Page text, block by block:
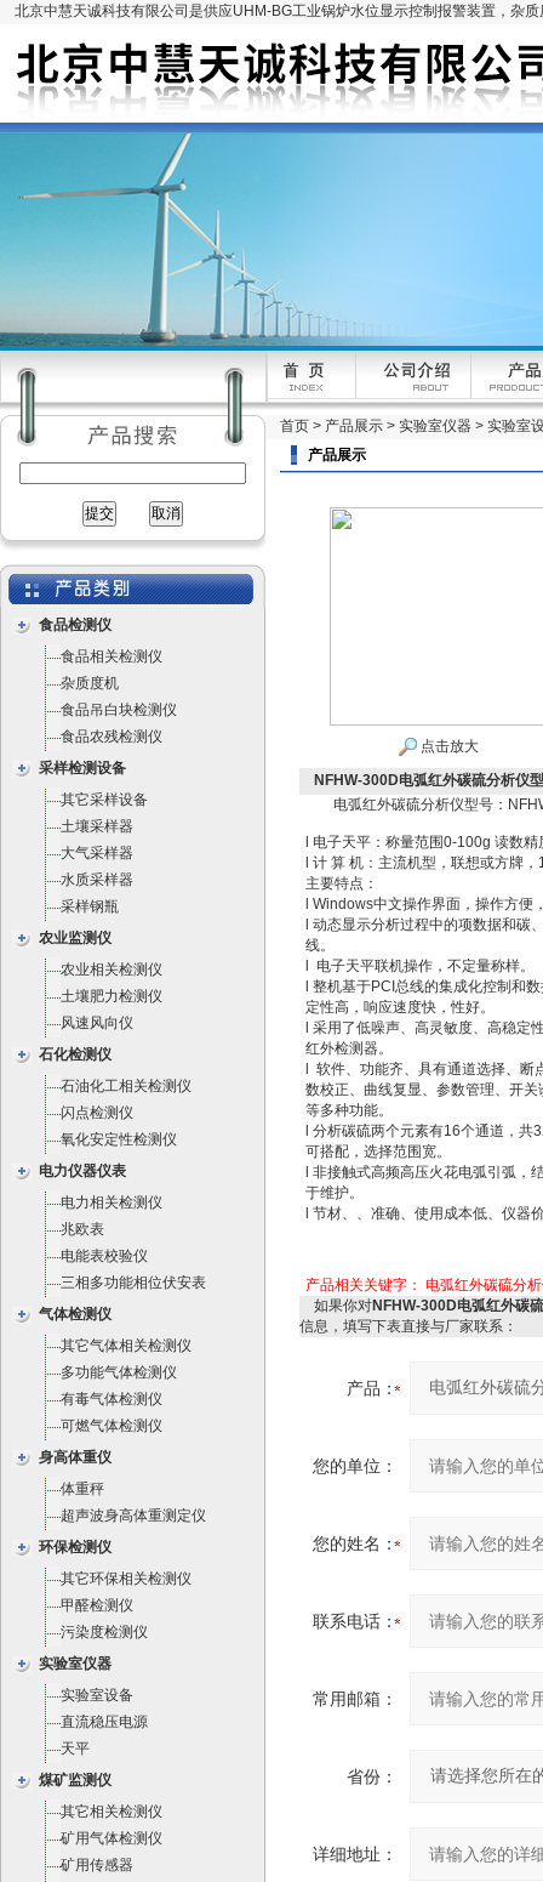
北京中慧天诚科技有限公司是供应UHM-BG工业锅炉水位显示控制报警装置，杂
食品检测仪
食品相关检测仪
杂质度机
食品吊白块检测仪
食品农残检测仪
采样检测设备
其它采样设备
土壤采样器
大气采样器
水质采样器
采样钢瓶
农业监测仪
农业相关检测仪
土壤肥力检测仪
风速风向仪
石化检测仪
石油化工相关检测仪
闪点检测仪
氧化安定性检测仪
电力仪器仪表
电力相关检测仪
兆欧表
电能表校验仪
三相多功能相位伏安表
气体检测仪
其它气体相关检测仪
多功能气体检测仪
有毒气体检测仪
可燃气体检测仪
身高体重仪
体重秤
超声波身高体重测定仪
环保检测仪
其它环保相关检测仪
甲醛检测仪
污染度检测仪
实验室仪器
实验室设备
直流稳压电源
天平
煤矿监测仪
其它相关检测仪
矿用气体检测仪
矿用传感器
首页 > 产品展示 > 实验室仪器 > 实验室
产品展示
点击放大
NFHW-300D电弧红外碳硫分析仪
电弧红外碳硫分析仪型号：
l 电子天平：称量范围0-100g 读数
l 计 算 机：主流机型，联想或方牌
主要特点：
l Windows中文操作界面，操作方便
l 动态显示分析过程中的项数据和碳
线。
l 电子天平联机操作，不定量称样。
l 整机基于PCI总线的集成化控制和
定性高，响应速度快，性好。
l 采用了低噪声、高灵敏度、高稳定
红外检测器。
l 软件、功能齐、具有通道选择、断
数校正、曲线复显、参数管理、开关
等多种功能。
l 分析碳硫两个元素有16个通道，共
可搭配，选择范围宽。
l 非接触式高频高压火花电弧引弧，
于维护。
l 节材、、准确、使用成本低、仪器
产品相关关键字： 电弧红外碳硫分
如果你对NFHW-300D电弧红外碳
信息，填写下表直接与厂家联系：
产品：
您的单位：
您的姓名：
联系电话：
常用邮箱：
省份：
详细地址：